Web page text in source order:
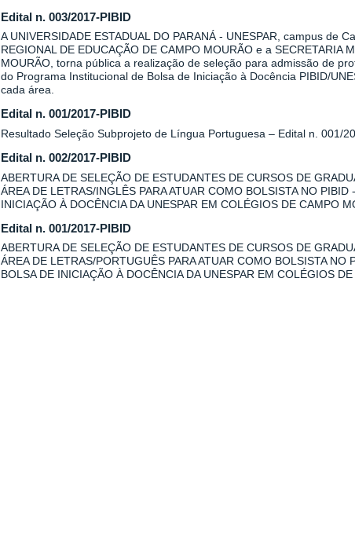
Edital n. 003/2017-PIBID
A UNIVERSIDADE ESTADUAL DO PARANÁ - UNESPAR, campus de
REGIONAL DE EDUCAÇÃO DE CAMPO MOURÃO e a SECRETARIA
MOURÃO, torna pública a realização de seleção para admissão de
do Programa Institucional de Bolsa de Iniciação à Docência PIBID/
cada área.
Edital n. 001/2017-PIBID
Resultado Seleção Subprojeto de Língua Portuguesa – Edital n. 001/
Edital n. 002/2017-PIBID
ABERTURA DE SELEÇÃO DE ESTUDANTES DE CURSOS DE
ÁREA DE LETRAS/INGLÊS PARA ATUAR COMO BOLSISTA NO
INICIAÇÃO À DOCÊNCIA DA UNESPAR EM COLÉGIOS DE CAMPO
Edital n. 001/2017-PIBID
ABERTURA DE SELEÇÃO DE ESTUDANTES DE CURSOS DE
ÁREA DE LETRAS/PORTUGUÊS PARA ATUAR COMO BOLSISTA
BOLSA DE INICIAÇÃO À DOCÊNCIA DA UNESPAR EM COLÉGIOS